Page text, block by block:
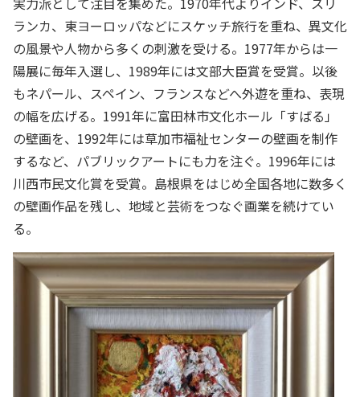
ランカ、東ヨーロッパなどにスケッチ旅行を重ね、異文化
の風景や人物から多くの刺激を受ける。1977年からは一
陽展に毎年入選し、1989年には文部大臣賞を受賞。以後
もネパール、スペイン、フランスなどへ外遊を重ね、表現
の幅を広げる。1991年に富田林市文化ホール「すばる」
の壁画を、1992年には草加市福祉センターの壁画を制作
するなど、パブリックアートにも力を注ぐ。1996年には
川西市民文化賞を受賞。島根県をはじめ全国各地に数多く
の壁画作品を残し、地域と芸術をつなぐ画業を続けてい
る。